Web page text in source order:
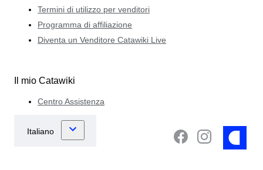
Termini di utilizzo per venditori
Programma di affiliazione
Diventa un Venditore Catawiki Live
Il mio Catawiki
Centro Assistenza